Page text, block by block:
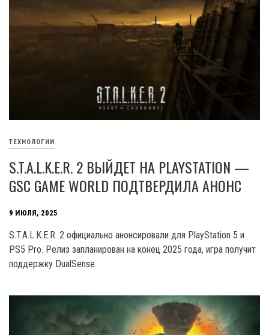
ТЕХНОЛОГИИ
S.T.A.L.K.E.R. 2 ВЫЙДЕТ НА PLAYSTATION —
GSC GAME WORLD ПОДТВЕРДИЛА АНОНС
9 ИЮЛЯ, 2025
S.T.A.L.K.E.R. 2 официально анонсировали для PlayStation 5 и
PS5 Pro. Релиз запланирован на конец 2025 года, игра получит
поддержку DualSense.